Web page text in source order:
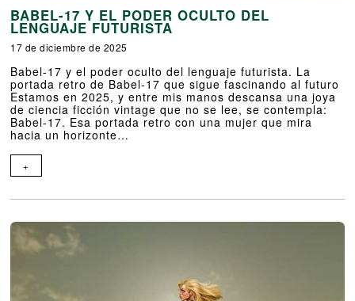
BABEL-17 Y EL PODER OCULTO DEL
LENGUAJE FUTURISTA
17 de diciembre de 2025
Babel-17 y el poder oculto del lenguaje futurista. La
portada retro de Babel-17 que sigue fascinando al futuro
Estamos en 2025, y entre mis manos descansa una joya
de ciencia ficción vintage que no se lee, se contempla:
Babel-17. Esa portada retro con una mujer que mira
hacia un horizonte…
+